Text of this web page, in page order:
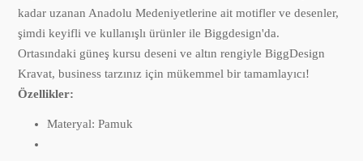
kadar uzanan Anadolu Medeniyetlerine ait motifler ve desenler,
şimdi keyifli ve kullanışlı ürünler ile Biggdesign'da.
Ortasındaki güneş kursu deseni ve altın rengiyle BiggDesign
Kravat, business tarzınız için mükemmel bir tamamlayıcı!
Özellikler:
Materyal: Pamuk